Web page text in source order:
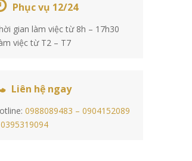
Phục vụ 12/24
gian làm việc từ 8h – 17h30
việc từ T2 – T7
Liên hệ ngay
0988089483 – 0904152089
0395319094